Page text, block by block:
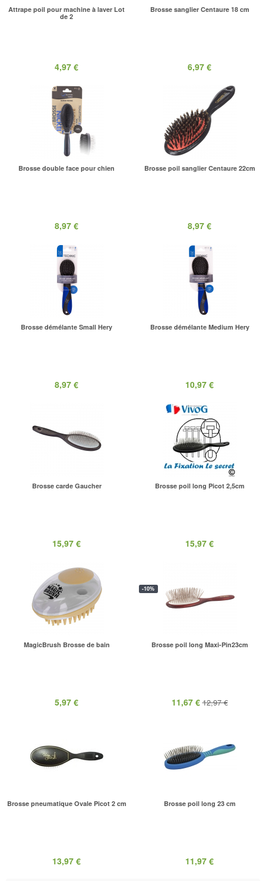
Attrape poil pour machine à laver Lot
de 2
4,97 €
Brosse sanglier Centaure 18 cm
6,97 €
Brosse double face pour chien
8,97 €
Brosse poil sanglier Centaure 22cm
8,97 €
Brosse démélante Small Hery
8,97 €
Brosse démélante Medium Hery
10,97 €
Brosse carde Gaucher
15,97 €
Brosse poil long Picot 2,5cm
15,97 €
MagicBrush Brosse de bain
5,97 €
Brosse poil long Maxi-Pin23cm
11,67 €12,97 €
-10%
Brosse pneumatique Ovale Picot 2 cm
13,97 €
Brosse poil long 23 cm
11,97 €